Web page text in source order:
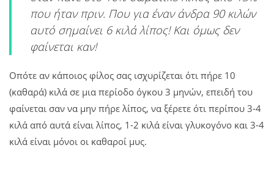
που ήταν πριν. Που για έναν άνδρα 90 κιλών
αυτό σημαίνει 6 κιλά λίπος! Και όμως δεν
φαίνεται καν!
Οπότε αν κάποιος φίλος σας ισχυρίζεται ότι πήρε 10
(καθαρά) κιλά σε μια περίοδο όγκου 3 μηνών, επειδή του
φαίνεται σαν να μην πήρε λίπος, να ξέρετε ότι περίπου 3-4
κιλά από αυτά είναι λίπος, 1-2 κιλά είναι γλυκογόνο και 3-4
κιλά είναι μόνοι οι καθαροί μυς.